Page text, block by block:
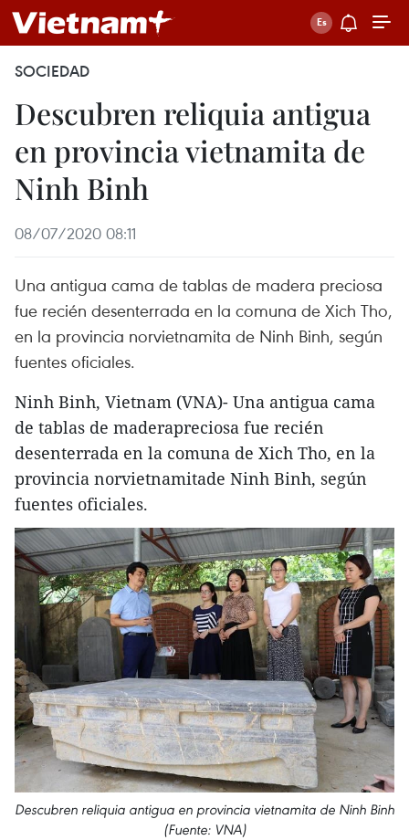
SOCIEDAD
Descubren reliquia antigua
en provincia vietnamita de
Ninh Binh
08/07/2020 08:11
Una antigua cama de tablas de madera preciosa
fue recién desenterrada en la comuna de Xich Tho,
en la provincia norvietnamita de Ninh Binh, según
fuentes oficiales.
Ninh Binh, Vietnam (VNA)- Una antigua cama
de tablas de maderapreciosa fue recién
desenterrada en la comuna de Xich Tho, en la
provincia norvietnamitade Ninh Binh, según
fuentes oficiales.
Descubren reliquia antigua en provincia vietnamita de Ninh Binh
(Fuente: VNA)